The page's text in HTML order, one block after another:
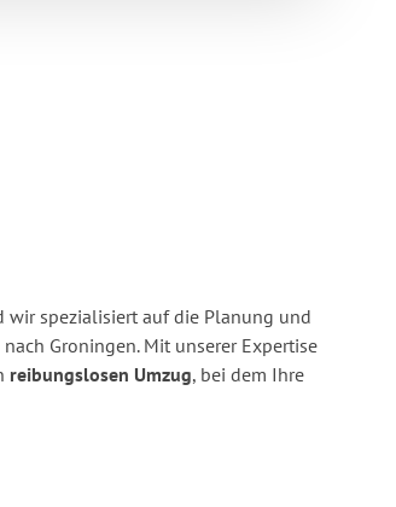
wir spezialisiert auf die Planung und
Groningen. Mit unserer Expertise
reibungslosen Umzug, bei dem Ihre